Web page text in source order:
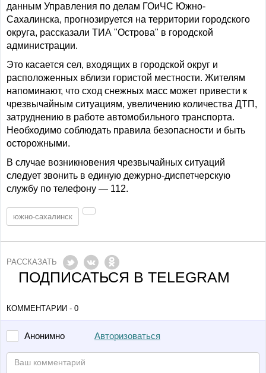
данным Управления по делам ГОиЧС Южно-
Сахалинска, прогнозируется на территории городского
округа, рассказали ТИА "Острова" в городской
администрации.
Это касается сел, входящих в городской округ и
расположенных вблизи гористой местности. Жителям
напоминают, что сход снежных масс может привести к
чрезвычайным ситуациям, увеличению количества ДТП,
затруднению в работе автомобильного транспорта.
Необходимо соблюдать правила безопасности и быть
осторожными.
В случае возникновения чрезвычайных ситуаций
следует звонить в единую дежурно-диспетчерскую
службу по телефону — 112.
южно-сахалинск
РАССКАЗАТЬ
ПОДПИСАТЬСЯ В TELEGRAM
КОММЕНТАРИИ - 0
Анонимно Авторизоваться